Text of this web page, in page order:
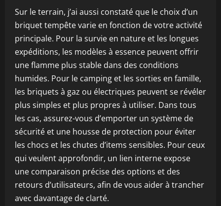
Sur le terrain, j’ai aussi constaté que le choix d’un
briquet tempête varie en fonction de votre activité
principale. Pour la survie en nature et les longues
expéditions, les modèles à essence peuvent offrir
une flamme plus stable dans des conditions
humides. Pour le camping et les sorties en famille,
les briquets à gaz ou électriques peuvent se révéler
plus simples et plus propres à utiliser. Dans tous
les cas, assurez-vous d’emporter un système de
sécurité et une housse de protection pour éviter
les chocs et les chutes d’items sensibles. Pour ceux
qui veulent approfondir, un lien interne expose
une comparaison précise des options et des
retours d’utilisateurs, afin de vous aider à trancher
avec davantage de clarté.